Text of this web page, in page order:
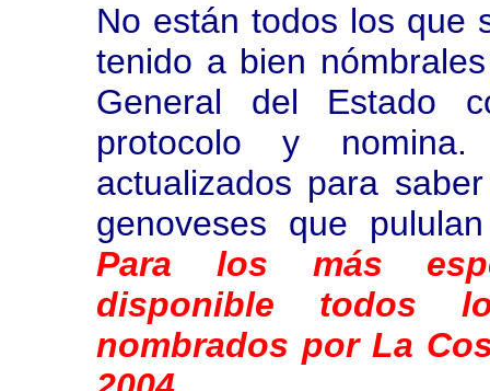
No están todos los que
tenido a bien
General del Estado
protocolo y
actualizados para
genoveses que
Para los más
disponible todos
nombrados por La